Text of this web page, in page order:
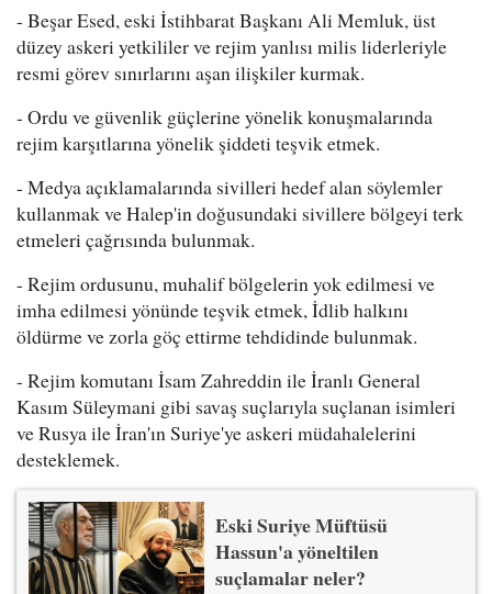
- Beşar Esed, eski İstihbarat Başkanı Ali Memluk, üst
düzey askeri yetkililer ve rejim yanlısı milis liderleriyle
resmi görev sınırlarını aşan ilişkiler kurmak.
- Ordu ve güvenlik güçlerine yönelik konuşmalarında
rejim karşıtlarına yönelik şiddeti teşvik etmek.
- Medya açıklamalarında sivilleri hedef alan söylemler
kullanmak ve Halep'in doğusundaki sivillere bölgeyi terk
etmeleri çağrısında bulunmak.
- Rejim ordusunu, muhalif bölgelerin yok edilmesi ve
imha edilmesi yönünde teşvik etmek, İdlib halkını
öldürme ve zorla göç ettirme tehdidinde bulunmak.
- Rejim komutanı İsam Zahreddin ile İranlı General
Kasım Süleymani gibi savaş suçlarıyla suçlanan isimleri
ve Rusya ile İran'ın Suriye'ye askeri müdahalelerini
desteklemek.
Eski Suriye Müftüsü
Hassun'a yöneltilen
suçlamalar neler?